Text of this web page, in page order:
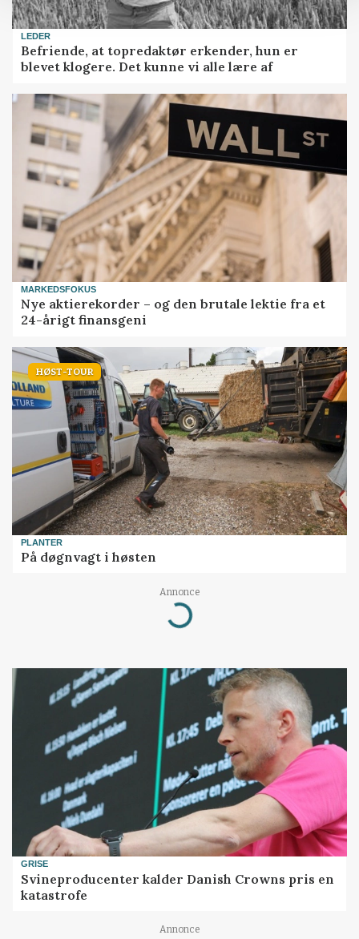
LEDER
Befriende, at topredaktør erkender, hun er
blevet klogere. Det kunne vi alle lære af
MARKEDSFOKUS
Nye aktierekorder – og den brutale lektie fra et
24-årigt finansgeni
HØST-TOUR
PLANTER
På døgnvagt i høsten
Annonce
Loading...
GRISE
Svineproducenter kalder Danish Crowns pris en
katastrofe
Annonce